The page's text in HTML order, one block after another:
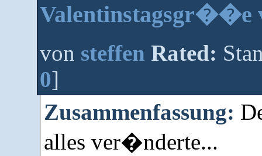
Valentinstagsgr��e
von steffen Rated:
0]
Zusammenfassung:
alles ver�nderte...